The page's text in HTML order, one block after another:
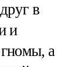
в
и
а